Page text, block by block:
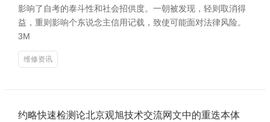
影响了自考的泰斗性和社会招供度。一朝被发现，轻则取消得
益，重则影响个东说念主信用记载，致使可能面对法律风险。
3M
维修资讯
约略快速检测论北京观旭技术交流网文中的重迭本体